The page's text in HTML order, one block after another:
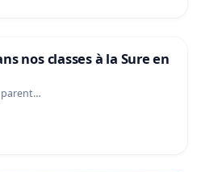
nos classes à la Sure en
parent…